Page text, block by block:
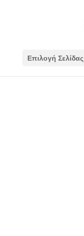
Επιλογή Σελίδας